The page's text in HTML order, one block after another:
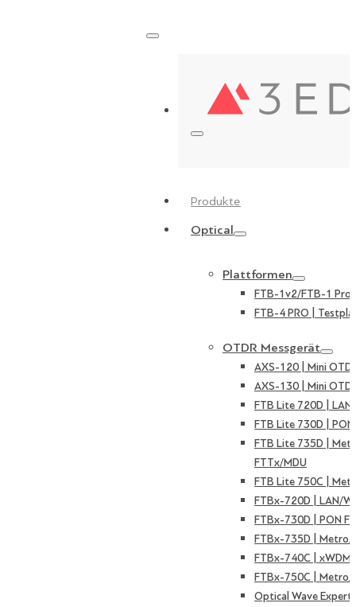
Produkte
Optical
Plattformen
FTB-1v2/FTB-1
FTB-4 PRO |
OTDR Messgerät
AXS-120 | Mini
AXS-130 | Mini
FTB Lite 720D |
FTB Lite 730D |
FTB Lite 735D |
FTTx/MDU
FTB Lite 750C |
FTBx-720D | LAN/
FTBx-730D | PON
FTBx-735D | Metro/
FTBx-740C | xWDM
FTBx-750C | Metro/
Optical Wave Expert